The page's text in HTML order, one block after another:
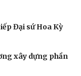
Đại sứ Hoa Kỳ
xây dựng phần